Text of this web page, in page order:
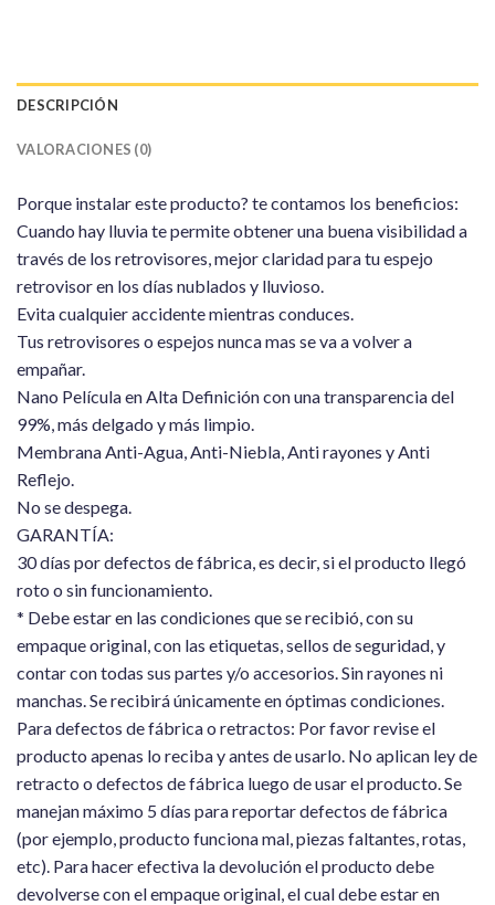
DESCRIPCIÓN
VALORACIONES (0)
Porque instalar este producto? te contamos los beneficios:
Cuando hay lluvia te permite obtener una buena visibilidad a
través de los retrovisores, mejor claridad para tu espejo
retrovisor en los días nublados y lluvioso.
Evita cualquier accidente mientras conduces.
Tus retrovisores o espejos nunca mas se va a volver a
empañar.
Nano Película en Alta Definición con una transparencia del
99%, más delgado y más limpio.
Membrana Anti-Agua, Anti-Niebla, Anti rayones y Anti
Reflejo.
No se despega.
GARANTÍA:
30 días por defectos de fábrica, es decir, si el producto llegó
roto o sin funcionamiento.
* Debe estar en las condiciones que se recibió, con su
empaque original, con las etiquetas, sellos de seguridad, y
contar con todas sus partes y/o accesorios. Sin rayones ni
manchas. Se recibirá únicamente en óptimas condiciones.
Para defectos de fábrica o retractos: Por favor revise el
producto apenas lo reciba y antes de usarlo. No aplican ley de
retracto o defectos de fábrica luego de usar el producto. Se
manejan máximo 5 días para reportar defectos de fábrica
(por ejemplo, producto funciona mal, piezas faltantes, rotas,
etc). Para hacer efectiva la devolución el producto debe
devolverse con el empaque original, el cual debe estar en